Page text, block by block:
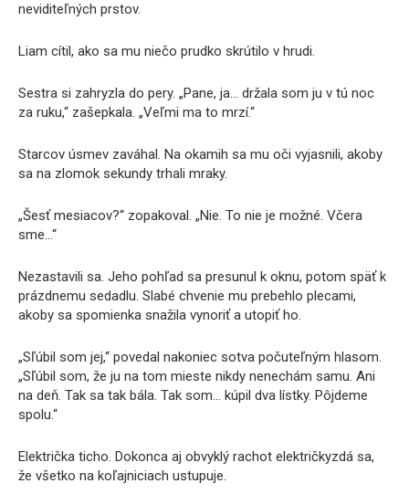
neviditeľných prstov.
Liam cítil, ako sa mu niečo prudko skrútilo v hrudi.
Sestra si zahryzla do pery. „Pane, ja… držala som ju v tú noc
za ruku,“ zašepkala. „Veľmi ma to mrzí.“
Starcov úsmev zaváhal. Na okamih sa mu oči vyjasnili, akoby
sa na zlomok sekundy trhali mraky.
„Šesť mesiacov?“ zopakoval. „Nie. To nie je možné. Včera
sme…“
Nezastavili sa. Jeho pohľad sa presunul k oknu, potom späť k
prázdnemu sedadlu. Slabé chvenie mu prebehlo plecami,
akoby sa spomienka snažila vynoriť a utopiť ho.
„Sľúbil som jej,“ povedal nakoniec sotva počuteľným hlasom.
„Sľúbil som, že ju na tom mieste nikdy nenechám samu. Ani
na deň. Tak sa tak bála. Tak som… kúpil dva lístky. Pôjdeme
spolu.“
Električka ticho. Dokonca aj obvyklý rachot električkyzdá sa,
že všetko na koľajniciach ustupuje.